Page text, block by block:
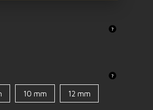
?
?
10 mm 12 mm